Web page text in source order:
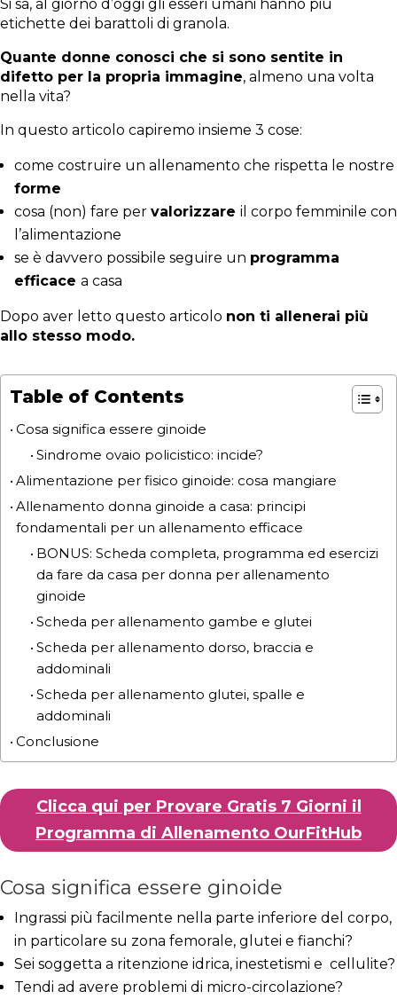
Si sa, al giorno d’oggi gli esseri umani hanno più
etichette dei barattoli di granola.
Quante donne conosci che si sono sentite in
difetto per la propria immagine, almeno una volta
nella vita?
In questo articolo capiremo insieme 3 cose:
come costruire un allenamento che rispetta le nostre
forme
cosa (non) fare per valorizzare il corpo femminile con
l’alimentazione
se è davvero possibile seguire un programma
efficace a casa
Dopo aver letto questo articolo non ti allenerai più
allo stesso modo.
Table of Contents
Cosa significa essere ginoide
Sindrome ovaio policistico: incide?
Alimentazione per fisico ginoide: cosa mangiare
Allenamento donna ginoide a casa: principi
fondamentali per un allenamento efficace
BONUS: Scheda completa, programma ed esercizi
da fare da casa per donna per allenamento
ginoide
Scheda per allenamento gambe e glutei
Scheda per allenamento dorso, braccia e
addominali
Scheda per allenamento glutei, spalle e
addominali
Conclusione
Clicca qui per Provare Gratis 7 Giorni il
Programma di Allenamento OurFitHub
Cosa significa essere ginoide
Ingrassi più facilmente nella parte inferiore del corpo,
in particolare su zona femorale, glutei e fianchi?
Sei soggetta a ritenzione idrica, inestetismi e cellulite?
Tendi ad avere problemi di micro-circolazione?